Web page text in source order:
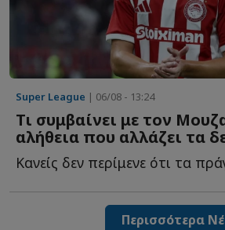
Super League | 06/08 - 13:24
Τι συμβαίνει με τον
αλήθεια που αλλάζει τα
Περισσότερα